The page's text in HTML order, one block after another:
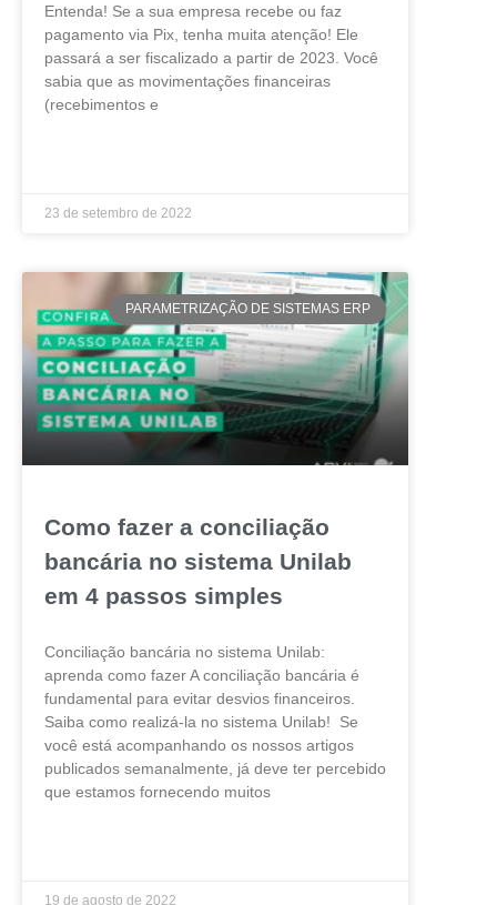
Entenda! Se a sua empresa recebe ou faz
pagamento via Pix, tenha muita atenção! Ele
passará a ser fiscalizado a partir de 2023. Você
sabia que as movimentações financeiras
(recebimentos e
23 de setembro de 2022
PARAMETRIZAÇÃO DE SISTEMAS ERP
Como fazer a conciliação
bancária no sistema Unilab
em 4 passos simples
Conciliação bancária no sistema Unilab:
aprenda como fazer A conciliação bancária é
fundamental para evitar desvios financeiros.
Saiba como realizá-la no sistema Unilab! Se
você está acompanhando os nossos artigos
publicados semanalmente, já deve ter percebido
que estamos fornecendo muitos
19 de agosto de 2022